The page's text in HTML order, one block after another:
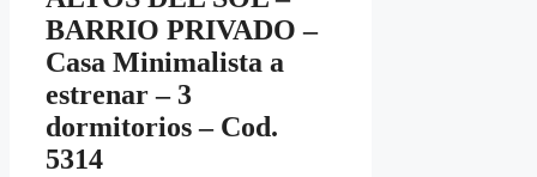
BARRIO PRIVADO –
Casa Minimalista a
estrenar – 3
dormitorios – Cod.
5314